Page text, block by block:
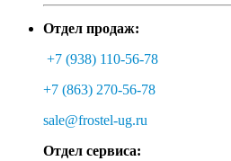
Отдел продаж:
+7 (938) 110-56-78
+7 (863) 270-56-78
sale@frostel-ug.ru
Отдел сервиса: